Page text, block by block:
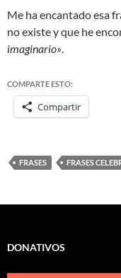
Me ha encantado esa
no existe y que he
imaginario».
COMPARTE ESTO:
Compartir
FRASES FRASES
DONATIVOS